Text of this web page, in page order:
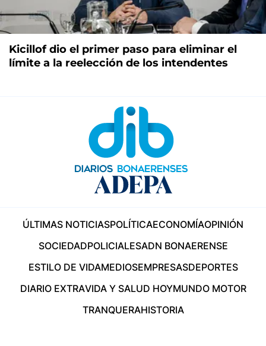
Kicillof dio el primer paso para eliminar el
límite a la reelección de los intendentes
ÚLTIMAS NOTICIASPOLÍTICAECONOMÍAOPINIÓN
SOCIEDADPOLICIALESADN BONAERENSE
ESTILO DE VIDAMEDIOSEMPRESASDEPORTES
DIARIO EXTRAVIDA Y SALUD HOYMUNDO MOTOR
TRANQUERAHISTORIA